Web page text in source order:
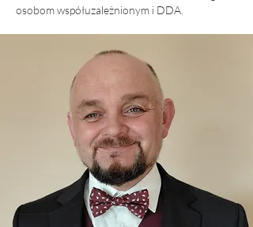
osobom współuzależnionym i DDA.​